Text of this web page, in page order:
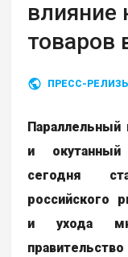
влияние
товаров
ПРЕСС-РЕЛИЗЫ
Параллельный
и окутанный
сегодня
российского
и ухода